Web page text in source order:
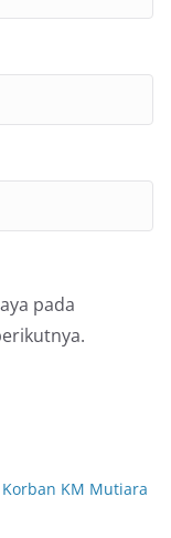
pada
Korban KM Mutiara